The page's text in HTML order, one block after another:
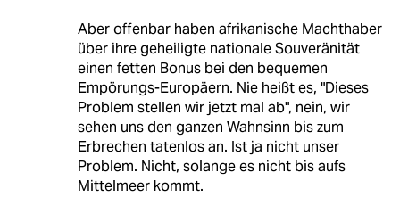
Aber offenbar haben afrikanische Machthaber
über ihre geheiligte nationale Souveränität
einen fetten Bonus bei den bequemen
Empörungs-Europäern. Nie heißt es, "Dieses
Problem stellen wir jetzt mal ab", nein, wir
sehen uns den ganzen Wahnsinn bis zum
Erbrechen tatenlos an. Ist ja nicht unser
Problem. Nicht, solange es nicht bis aufs
Mittelmeer kommt.